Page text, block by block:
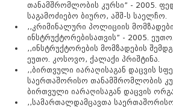
თანამშრომლობის კურსი” - 2005.
საგამოძიებო ბიურო, აშშ-ს საელჩო.
,,კრიმინალური პოლიციის
ინსტრუქტორებისათვის” - 2005. ეუთო.
,,ინსტრუქტორების მომზადების
ეუთო. კოსოვო, ქალაქი პრიშტინა.
,,ბირთვული იარაღისაგან დაცვის
საერთაშორისო თანამშრომლობის
ბირთვული იარაღისაგან დაცვის
,,სამართალდამცავთა